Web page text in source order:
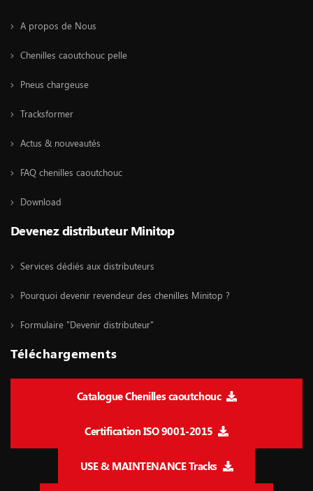
A propos de Nous
Chenilles caoutchouc pelle
Pneus chargeuse
Tracksformer
Actus & nouveautés
FAQ chenilles caoutchouc
Download
Devenez distributeur Minitop
Services dédiés aux distributeurs
Pourquoi devenir revendeur des chenilles Minitop ?
Formulaire "Devenir distributeur"
Téléchargements
Catalogue Chenilles caoutchouc
Certification ISO 9001-2015
USE & MAINTENANCE Tracks